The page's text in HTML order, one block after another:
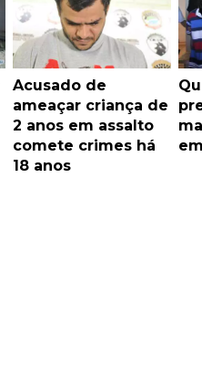
Acusado de
ameaçar criança de
2 anos em assalto
comete crimes há
18 anos